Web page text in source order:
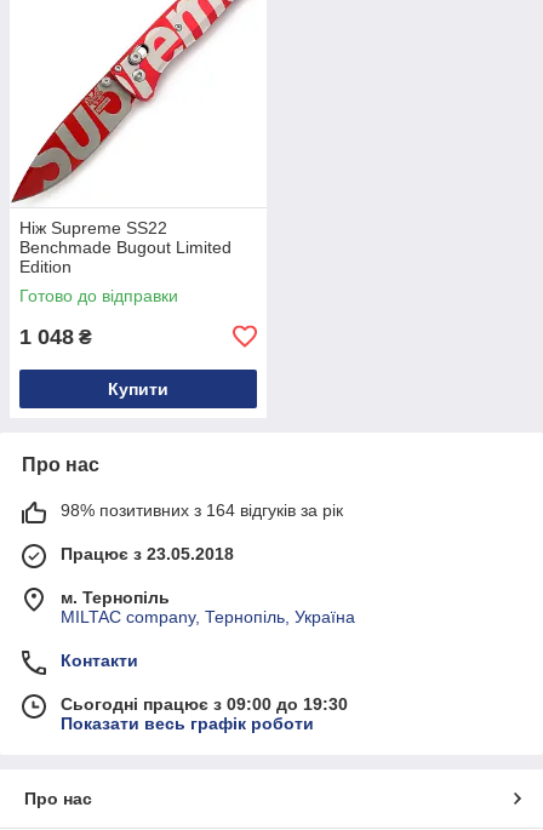
Ніж Supreme SS22
Benchmade Bugout Limited
Edition
Готово до відправки
1 048 ₴
Купити
Про нас
98% позитивних з 164 відгуків за рік
Працює з 23.05.2018
м. Тернопіль
MILTAC company, Тернопіль, Україна
Контакти
Сьогодні працює з 09:00 до 19:30
Показати весь графік роботи
Про нас